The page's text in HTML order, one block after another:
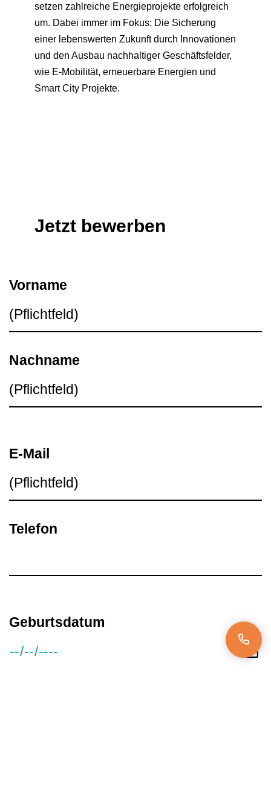
setzen zahlreiche Energieprojekte erfolgreich
um. Dabei immer im Fokus: Die Sicherung
einer lebenswerten Zukunft durch Innovationen
und den Ausbau nachhaltiger Geschäftsfelder,
wie E-Mobilität, erneuerbare Energien und
Smart City Projekte.
Jetzt bewerben
Vorname
Nachname
E-Mail
Telefon
Geburtsdatum